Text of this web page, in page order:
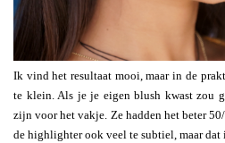
Ik vind het resultaat mooi, maar in de
te klein. Als je je eigen blush kwast zou
zijn voor het vakje. Ze hadden het beter
de highlighter ook veel te subtiel, maar dat